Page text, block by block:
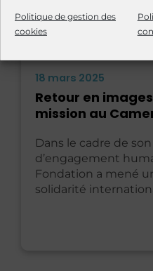
Politique de gestion des
cookies
18 mars 2025
Retour en
mission au
Dans le cadre de
d’engagement
Fondation a mené
solidarité